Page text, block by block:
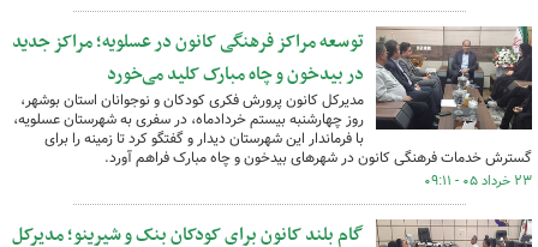
توسعه مراکز فرهنگی کانون در عسلویه؛ مراکز جدید
در بیدخون و چاه مبارک کلید می‌خورد
مدیرکل کانون پرورش فکری کودکان و نوجوانان استان بوشهر،
روز چهارشنبه بیستم خردادماه، در سفری به شهرستان عسلویه،
با فرماندار این شهرستان دیدار و گفتگو کرد تا زمینه را برای
گسترش خدمات فرهنگی کانون در شهرهای بیدخون و چاه مبارک فراهم آورد.
۲۳ خرداد ۰۵ - ۰۹:۱۱
گام بلند کانون برای کودکان بنک و شیرینو؛ مدیرکل